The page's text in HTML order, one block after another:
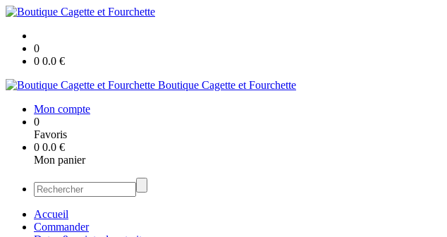
0
0 0.0 €
Boutique Cagette et Fourchette
Mon compte
0
Favoris
0 0.0 €
Mon panier
Accueil
Commander